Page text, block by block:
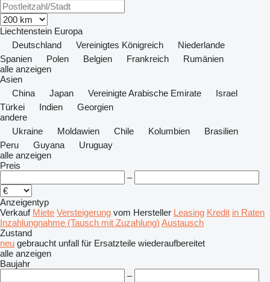
Liechtenstein Europa
Deutschland
Vereinigtes Königreich
Niederlande
Spanien
Polen Belgien Frankreich
Rumänien
alle anzeigen
Asien
China
Japan Vereinigte Arabische Emirate
Israel
Türkei
Indien
Georgien
andere
Ukraine
Moldawien Chile Kolumbien
Brasilien
Peru
Guyana
Uruguay
alle anzeigen
Preis
–
Anzeigentyp
Verkauf Miete Versteigerung vom Hersteller Leasing Kredit in Raten
Inzahlungnahme (Tausch mit Zuzahlung) Austausch
Zustand
neu gebraucht unfall für Ersatzteile wiederaufbereitet
alle anzeigen
Baujahr
–